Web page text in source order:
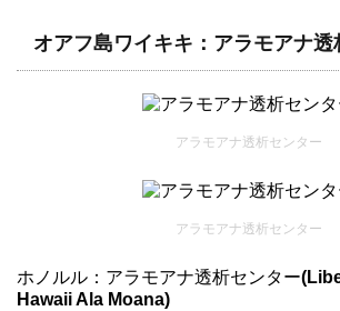
オアフ島ワイキキ：アラモアナ透
アラモアナ透析センター
アラモアナ透析センター
ホノルル：アラモアナ透析センター
Hawaii Ala Moana)